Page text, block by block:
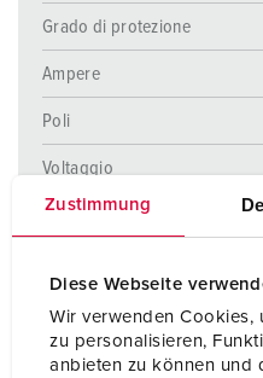
Zustimmung
Diese Webseite
Wir verwenden Cookies,
zu personalisieren,
anbieten zu können und
Grado di protezione
Ampere
Poli
Voltaggio
Tecnologie di collegamento
Contatti